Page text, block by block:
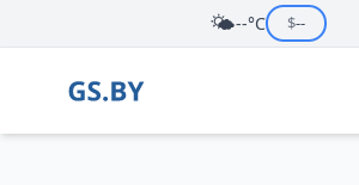
🌤️--°C $--